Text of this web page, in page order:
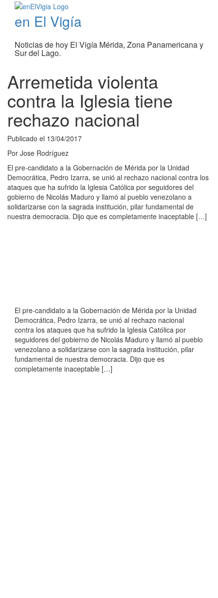
en El Vigía
Noticias de hoy El Vigía Mérida, Zona Panamericana y
Sur del Lago.
Arremetida violenta
contra la Iglesia tiene
rechazo nacional
Publicado el 13/04/2017
Por Jose Rodríguez
El pre-candidato a la Gobernación de Mérida por la Unidad
Democrática, Pedro Izarra, se unió al rechazo nacional contra los
ataques que ha sufrido la Iglesia Católica por seguidores del
gobierno de Nicolás Maduro y llamó al pueblo venezolano a
solidarizarse con la sagrada institución, pilar fundamental de
nuestra democracia. Dijo que es completamente inaceptable […]
El pre-candidato a la Gobernación de Mérida por la Unidad
Democrática, Pedro Izarra, se unió al rechazo nacional
contra los ataques que ha sufrido la Iglesia Católica por
seguidores del gobierno de Nicolás Maduro y llamó al pueblo
venezolano a solidarizarse con la sagrada institución, pilar
fundamental de nuestra democracia. Dijo que es
completamente inaceptable […]